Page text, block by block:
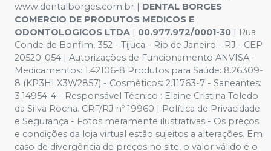
www.dentalborges.com.br | DENTAL BORGES
COMERCIO DE PRODUTOS MEDICOS E
ODONTOLOGICOS LTDA | 00.977.972/0001-30 | Rua
Conde de Bonfim, 352 - Tijuca - Rio de Janeiro - RJ - CEP
20520-054 | Autorizações de Funcionamento ANVISA -
Medicamentos: 1.42106-8 Produtos para Saúde: 8.26309-
8 (KP3HLX3W2857) - Cosméticos: 2.11763-7 - Saneantes:
3.14954-4 - Responsável Técnico : Elaine Cristina Toledo
da Silva Rocha. CRF/RJ nº 19960 | Política de Privacidade
e Segurança - Fotos meramente ilustrativas - Os preços
e condições da loja virtual estão sujeitos a alterações. Em
caso de divergência de preços no site, o valor válido é o